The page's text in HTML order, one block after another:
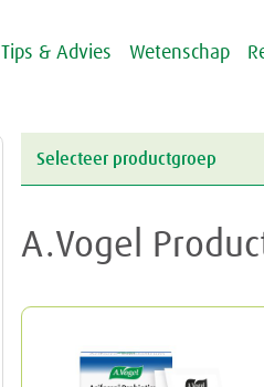
Tips & Advies Wetenschap
Selecteer productgroep
Energie
Griep & Verkoudheid
Verkoudheid
Aambeien
Hooikoorts
A.Vogel